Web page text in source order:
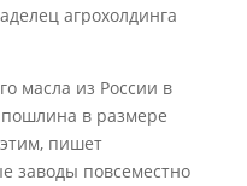
агрохолдинга
масла из России в
в размере
пишет
заводы повсеместно